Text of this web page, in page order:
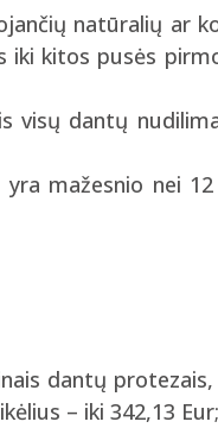
natūralių ar
kitos pusės
visų dantų
mažesnio nei
dantų
– iki 342,13 Eur;